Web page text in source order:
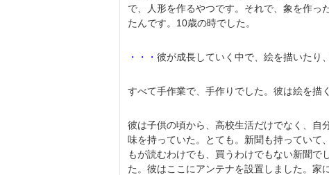
で、人形を作るやつです。それで、象を作っ
たんです。10歳の時でした。
・・・ 彼が成長していく中で、絵を描いたり
すべて手作業で、手作りでした。彼は絵を描
彼は子供の頃から、高校生活だけでなく、自
味を持っていた。とても。新聞も持っていて
もが読むわけでも、買うわけでもない新聞で
た。彼はここにアンテナを設置しました。家